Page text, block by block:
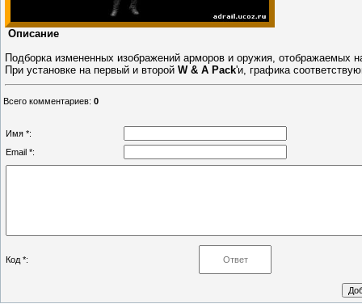
Описание
Подборка измененных изображений арморов и оружия, отображаемых
При установке на первый и второй W & A Pack'и, графика
Всего комментариев: 0
Имя *:
Email *:
Код *: